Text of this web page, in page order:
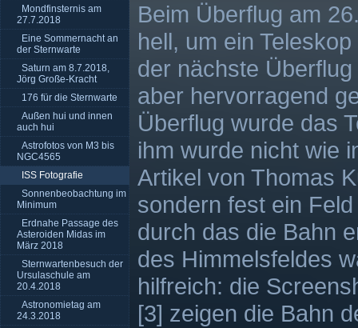
Mondfinsternis am
27.7.2018
Eine Sommernacht an
der Sternwarte
Saturn am 8.7.2018,
Jörg Große-Kracht
176 für die Sternwarte
Außen hui und innen
auch hui
Astrofotos von M3 bis
NGC4565
ISS Fotografie
Sonnenbeobachtung im
Minimum
Erdnahe Passage des
Asteroiden Midas im
März 2018
Sternwartenbesuch der
Ursulaschule am
20.4.2018
Astronomietag am
24.3.2018
Beim Überflug am
hell, um ein
der nächste
aber hervorragend
Überflug wurde das
ihm wurde nicht wie
Artikel von Thomas
sondern fest ein
durch das die Bahn
des Himmelsfeldes
hilfreich: die
[3] zeigen die Bahn